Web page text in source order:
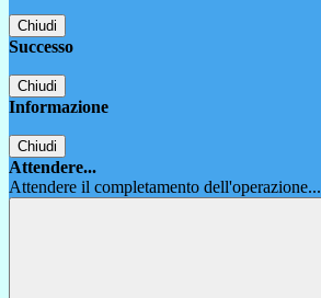
Chiudi
Successo
Chiudi
Informazione
Chiudi
Attendere...
Attendere il completamento dell'operazione...